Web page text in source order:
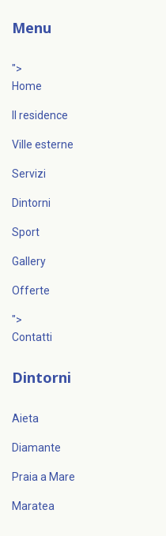
Menu
">
Home
Il residence
Ville esterne
Servizi
Dintorni
Sport
Gallery
Offerte
">
Contatti
Dintorni
Aieta
Diamante
Praia a Mare
Maratea